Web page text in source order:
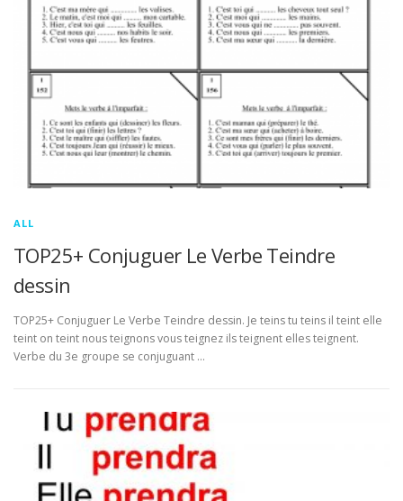
ALL
TOP25+ Conjuguer Le Verbe Teindre
dessin
TOP25+ Conjuguer Le Verbe Teindre dessin. Je teins tu teins il teint elle
teint on teint nous teignons vous teignez ils teignent elles teignent.
Verbe du 3e groupe se conjuguant …